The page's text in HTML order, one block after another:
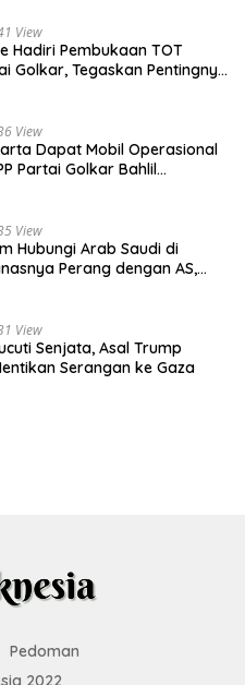
View
Hadiri Pembukaan TOT
Golkar, Tegaskan Pentingnya
View
Dapat Mobil Operasional
Partai Golkar Bahlil
View
Hubungi Arab Saudi di
Perang dengan AS,
View
Senjata, Asal Trump
Serangan ke Gaza
Pedoman
2022